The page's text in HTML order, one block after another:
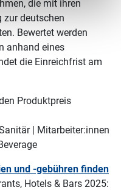
die mit ihren
zur deutschen
Bewertet werden
anhand eines
die Einreichfrist am
Produktpreis
| Mitarbeiter:innen
und -gebühren finden
Hotels & Bars 2025: